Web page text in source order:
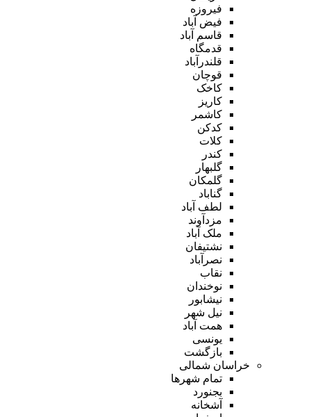
فیروزه
فیض آباد
قاسم آباد
قدمگاه
قلندرآباد
قوچان
کاخک
کاریز
کاشمر
کدکن
کلات
کندر
گلبهار
گلمکان
گناباد
لطف آباد
مزدآوند
ملک آباد
نشتیفان
نصرآباد
نقاب
نوخندان
نیشابور
نیل شهر
همت آباد
یونسی
بازگشت
خراسان شمالی
تمام شهر‌ها
بجنورد
آشخانه